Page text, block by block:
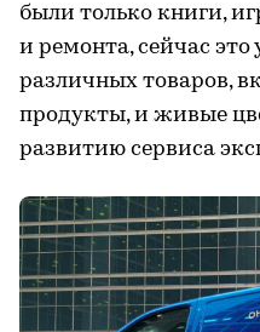
были только книги,
и ремонта, сейчас
различных товаров,
продукты, и живые
развитию сервиса